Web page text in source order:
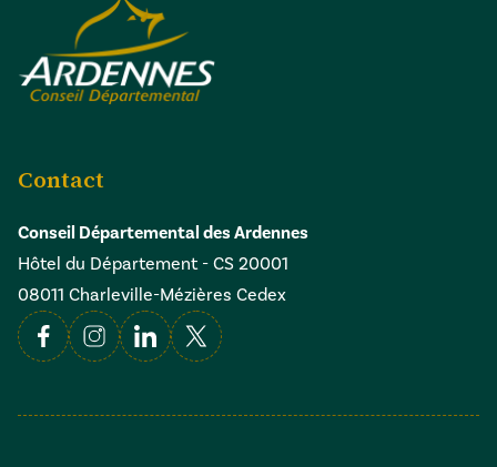
Contact
Conseil Départemental des Ardennes
Hôtel du Département - CS 20001
08011 Charleville-Mézières Cedex
FacebookInstagramLinkedin
X